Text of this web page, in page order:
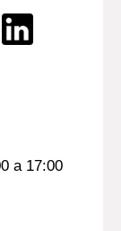
a 17:00